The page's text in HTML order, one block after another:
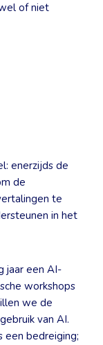
of niet
enerzijds de
de
te
in het
jaar een AI-
workshops
we de
van AI.
een bedreiging;